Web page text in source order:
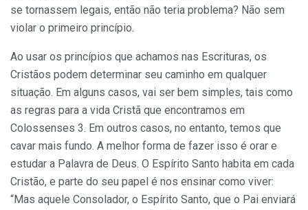
se tornassem legais, então não teria problema? Não sem
violar o primeiro princípio.
Ao usar os princípios que achamos nas Escrituras, os
Cristãos podem determinar seu caminho em qualquer
situação. Em alguns casos, vai ser bem simples, tais como
as regras para a vida Cristã que encontramos em
Colossenses 3. Em outros casos, no entanto, temos que
cavar mais fundo. A melhor forma de fazer isso é orar e
estudar a Palavra de Deus. O Espírito Santo habita em cada
Cristão, e parte do seu papel é nos ensinar como viver:
“Mas aquele Consolador, o Espírito Santo, que o Pai enviará